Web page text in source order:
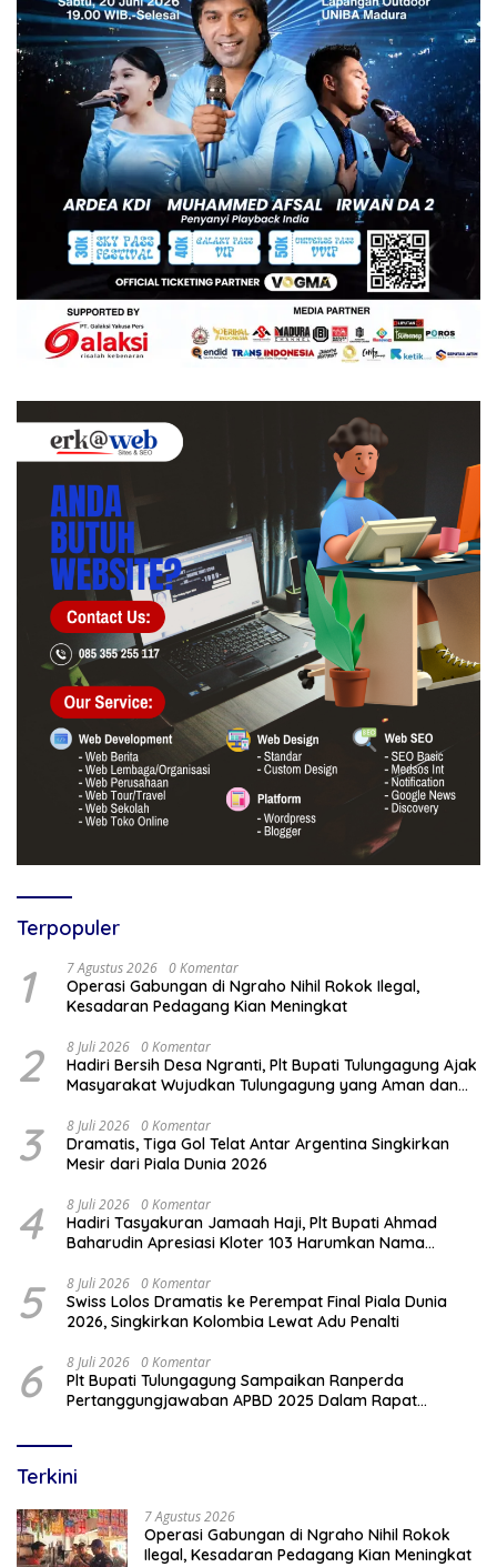
Terpopuler
1 7 Agustus 2026 0 Komentar
Operasi Gabungan di Ngraho Nihil Rokok Ilegal,
Kesadaran Pedagang Kian Meningkat
2 8 Juli 2026 0 Komentar
Hadiri Bersih Desa Ngranti, Plt Bupati Tulungagung Ajak
Masyarakat Wujudkan Tulungagung yang Aman dan
3 8 Juli 2026 0 Komentar
Dramatis, Tiga Gol Telat Antar Argentina Singkirkan
Mesir dari Piala Dunia 2026
4 8 Juli 2026 0 Komentar
Hadiri Tasyakuran Jamaah Haji, Plt Bupati Ahmad
Baharudin Apresiasi Kloter 103 Harumkan Nama
5 8 Juli 2026 0 Komentar
Swiss Lolos Dramatis ke Perempat Final Piala Dunia
2026, Singkirkan Kolombia Lewat Adu Penalti
6 8 Juli 2026 0 Komentar
Plt Bupati Tulungagung Sampaikan Ranperda
Pertanggungjawaban APBD 2025 Dalam Rapat
Terkini
7 Agustus 2026
Operasi Gabungan di Ngraho Nihil Rokok
Ilegal, Kesadaran Pedagang Kian Meningkat